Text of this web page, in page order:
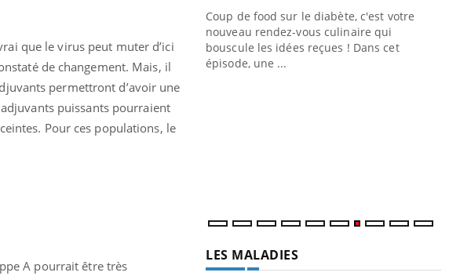
que le virus peut muter d’ici
de changement. Mais, il
permettront d’avoir une
puissants pourraient
Pour ces populations, le
A pourrait être très
lié à un groupe
innove en matière de bilan de
l'utilisation d'un « jumeau
» permet ...
Coup de food sur le diabète, c'est votre
nouveau rendez-vous culinaire qui
bouscule les idées reçues ! Dans cet
épisode, une ...
LES MALADIES